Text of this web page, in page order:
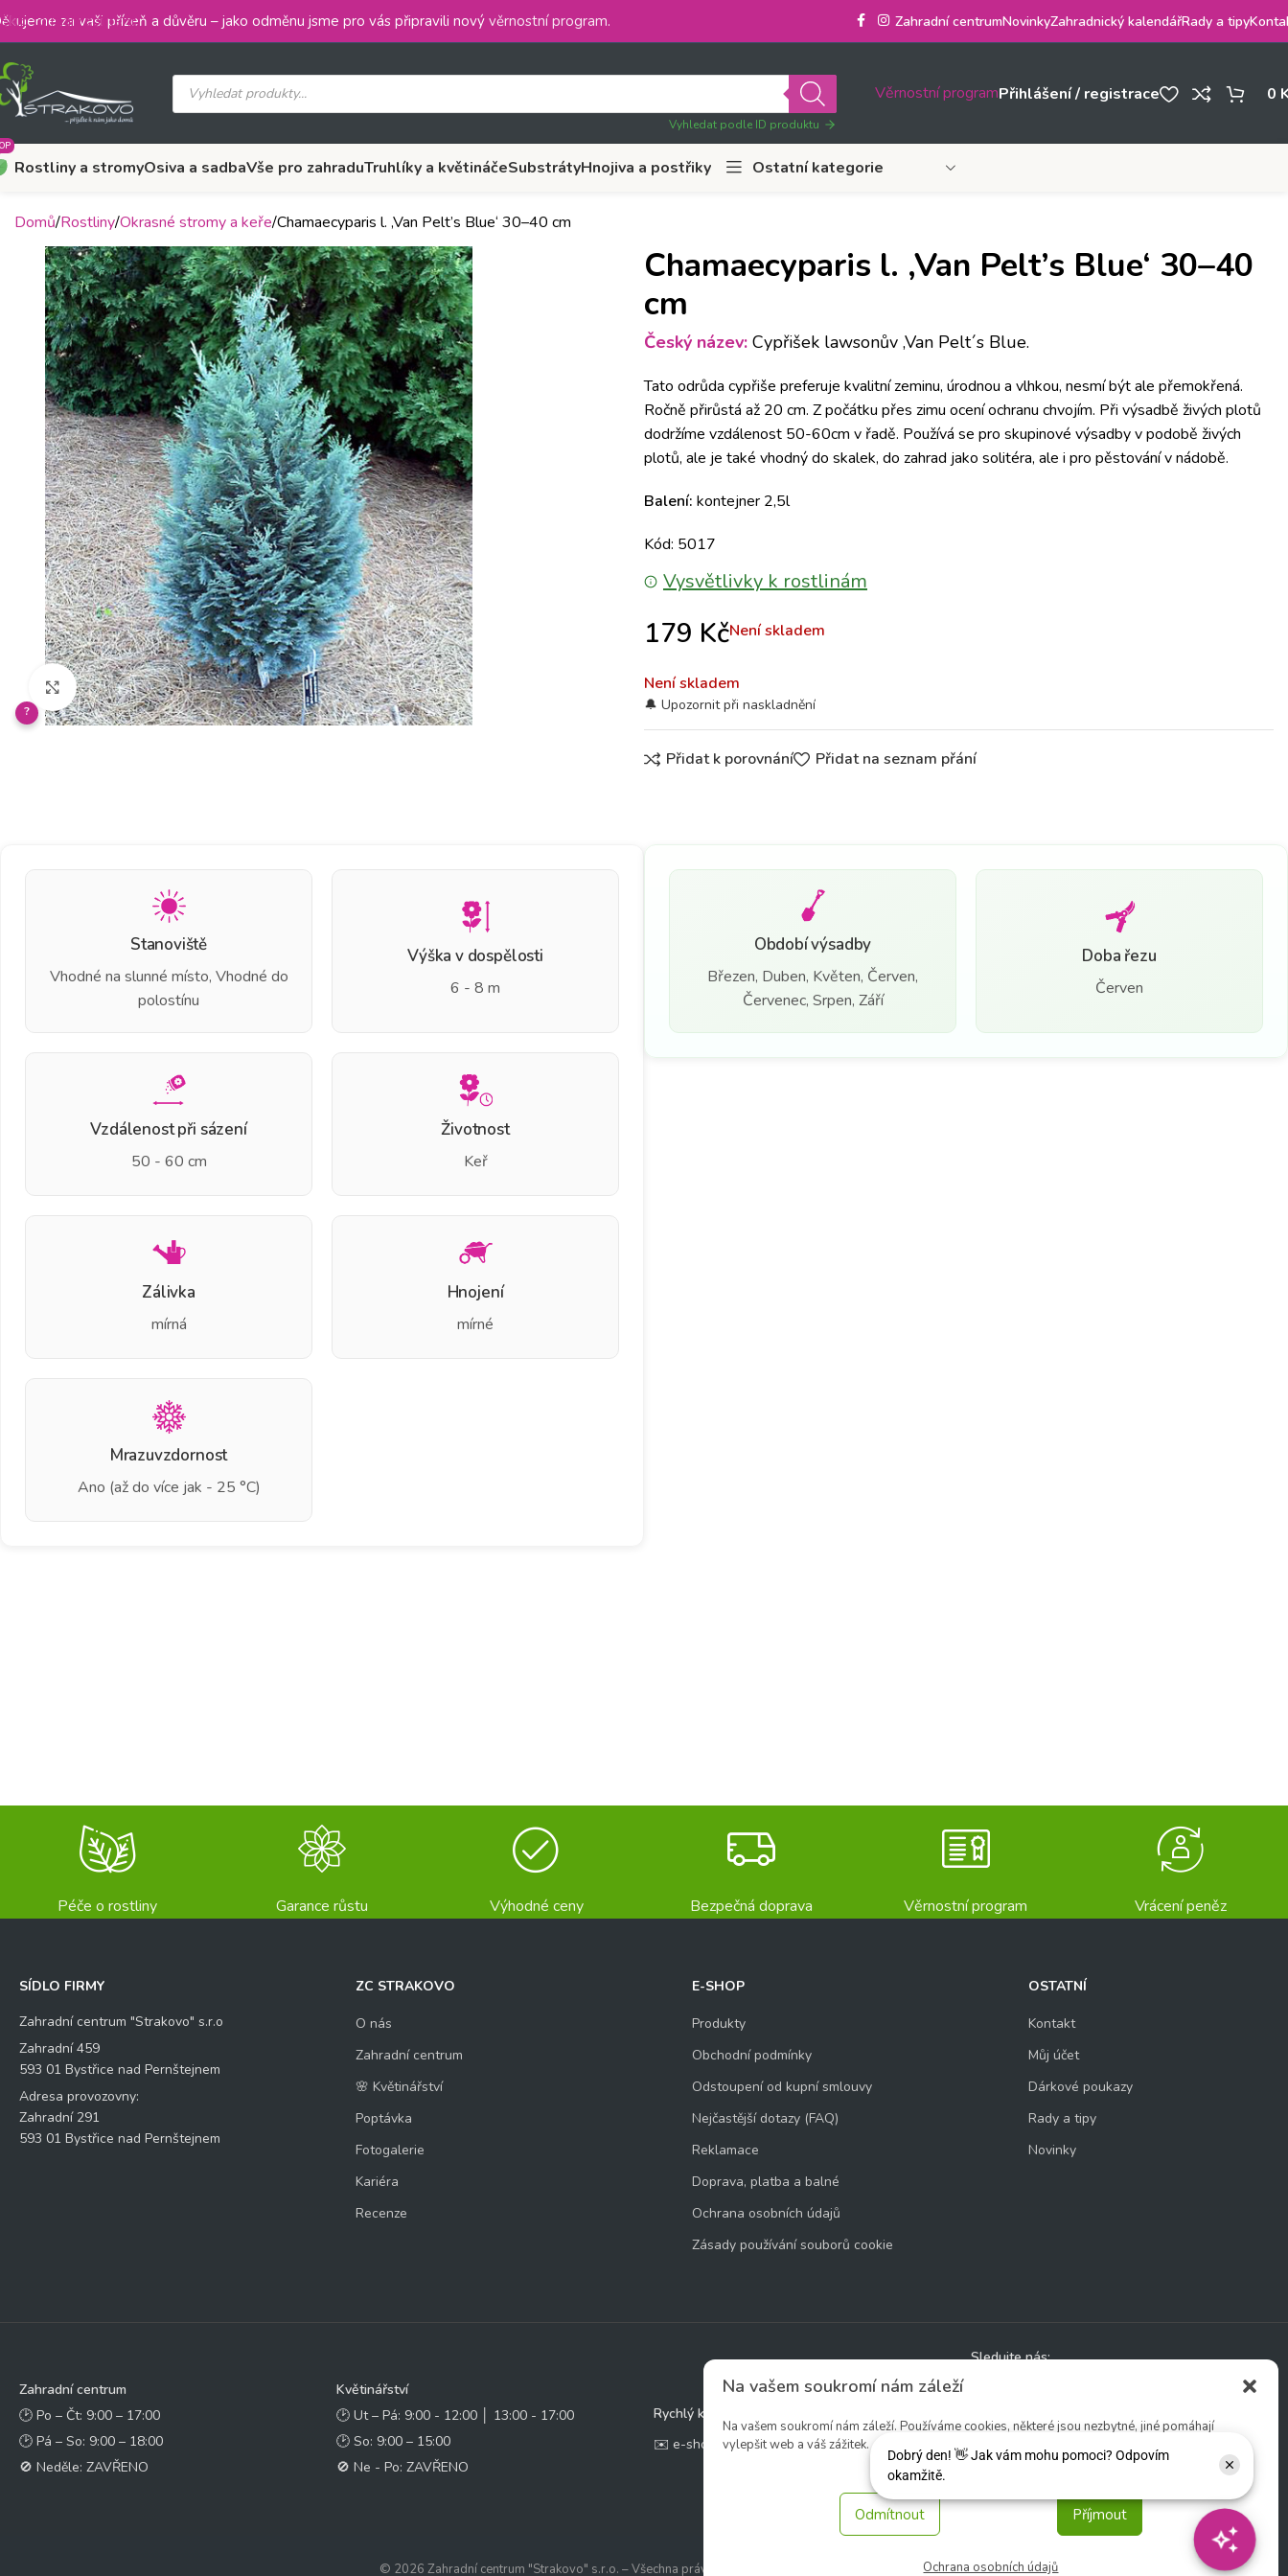
Na vašem soukromí nám záleží
Na vašem soukromí nám záleží. Používáme cookies, některé jsou nezbytné, jiné pomáhají
vylepšit web a váš zážitek.
Příjmout
Odmítnout
Ochrana osobních údajů
Skip to main content
za vaši přízeň a důvěru – jako odměnu jsme pro vás připravili nový věrnostní program. Zahradní centrumNovinkyZahradnický kalendářRady a tipy
Vyhledat podle ID produktu
Věrnostní programPřihlášení / registrace 0
Rostliny a stromyOsiva a sadbaVše pro zahraduTruhlíky a květináčeSubstrátyHnojiva a postřiky Ostatní kategorie
Domů Rostliny Okrasné stromy a keře Chamaecyparis l. ‚Van Pelt’s Blue‘ 30–40 cm
Klikněte pro zvětšení
?
Chamaecyparis l. ‚Van Pelt’s Blue‘ 30–40
cm
Český název:Cypřišek lawsonův ‚Van Pelt´s Blue.
Tato odrůda cypřiše preferuje kvalitní zeminu, úrodnou a vlhkou, nesmí být ale přemokřená.
Ročně přirůstá až 20 cm. Z počátku přes zimu ocení ochranu chvojím. Při výsadbě živých plotů
dodržíme vzdálenost 50-60cm v řadě. Používá se pro skupinové výsadby v podobě živých
plotů, ale je také vhodný do skalek, do zahrad jako solitéra, ale i pro pěstování v nádobě.
Balení: kontejner 2,5l
Kód: 5017
Vysvětlivky k rostlinám
179 KčNení skladem
Není skladem
Přidat k porovnání Přidat na seznam přání
Stanoviště
Vhodné na slunné místo, Vhodné do
polostínu
Výška v dospělosti
6 - 8 m
Vzdálenost při sázení
50 - 60 cm
Životnost
Keř
Zálivka
mírná
Hnojení
mírné
Mrazuvzdornost
Ano (až do více jak - 25 °C)
Období výsadby
Březen, Duben, Květen, Červen,
Červenec, Srpen, Září
Doba řezu
Červen
Péče o rostliny Garance růstu Výhodné ceny Bezpečná doprava Věrnostní program Vrácení peněz
SÍDLO FIRMY
Zahradní centrum "Strakovo" s.r.o
Zahradní 459
593 01 Bystřice nad Pernštejnem
Adresa provozovny:
Zahradní 291
593 01 Bystřice nad Pernštejnem
ZC STRAKOVO
O nás
Zahradní centrum
🌸 Květinářství
Poptávka
Fotogalerie
Kariéra
Recenze
E-SHOP
Produkty
Obchodní podmínky
Odstoupení od kupní smlouvy
Nejčastější dotazy (FAQ)
Reklamace
Doprava, platba a balné
Ochrana osobních údajů
Zásady používání souborů cookie
OSTATNÍ
Kontakt
Můj účet
Dárkové poukazy
Rady a tipy
Novinky
Zahradní centrum
🕑 Po – Čt: 9:00 – 17:00
🕑 Pá – So: 9:00 – 18:00
🚫 Neděle: ZAVŘENO
Květinářství
🕑 Ut – Pá: 9:00 - 12:00 │ 13:00 - 17:00
🕑 So: 9:00 – 15:00
🚫 Ne - Po: ZAVŘENO
Rychlý kontakt:
✉️ e-shop@zcstrakovo.cz
Sledujte nás:
© 2026 Zahradní centrum "Strakovo" s.r.o. – Všechna práva vyhrazena. | Vytvořilo